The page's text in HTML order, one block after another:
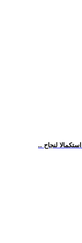
لنجاح